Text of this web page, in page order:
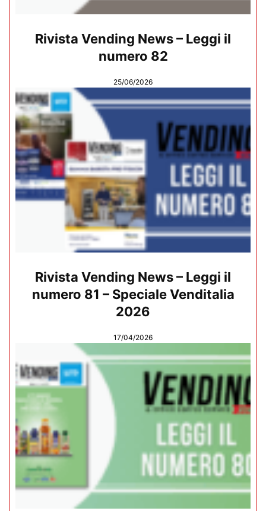
Rivista Vending News – Leggi il
numero 82
25/06/2026
Rivista Vending News – Leggi il
numero 81 – Speciale Venditalia
2026
17/04/2026